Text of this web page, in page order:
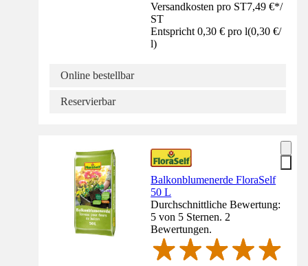
Versandkosten pro ST7,49 €*/
ST
Entspricht 0,30 € pro l(0,30 €/
l)
Online bestellbar
Reservierbar
Balkonblumenerde FloraSelf
50 L
Durchschnittliche Bewertung:
5 von 5 Sternen. 2
Bewertungen.